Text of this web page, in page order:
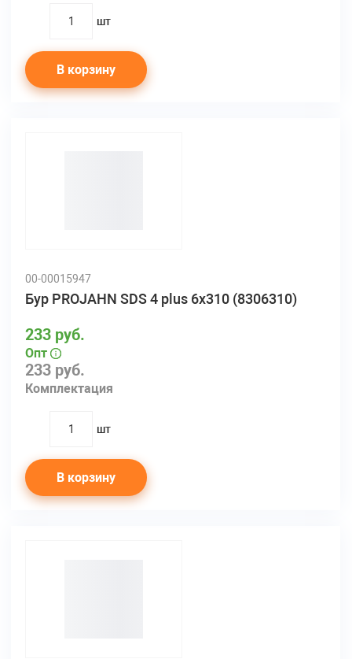
quantity
шт
В корзину
00-00015947
Бур PROJAHN SDS 4 plus 6х310 (8306310)
233 руб.
Комплектация
233 руб.
Опт
quantity
шт
В корзину